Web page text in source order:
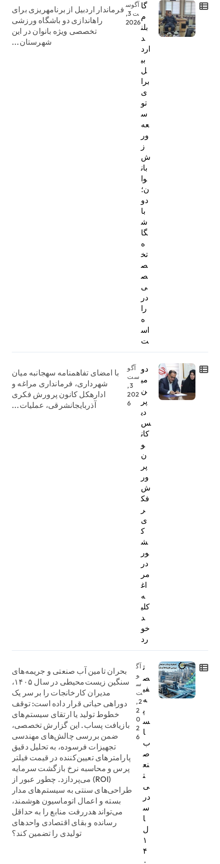
گا
م
بلن
د
ارد
بی
ل
برا
ی
تو
س
عه
ور
ز
ش
بان
وا
ن؛
دو
با
ش
گا
ه
تخ
ص
ص
ی
در
را
ه
اس
ت
آگوس
ت 3,
2026
فرماندار اردبیل از برنامهریزی برای
راهاندازی دو باشگاه ورزشی
تخصصی ویژه بانوان در این
شهرستان...
دو
می
ن
پر
دی
س
کان
و
ن
پر
ور
ش
فک
ر
ی
ک
ش
ور
در
مر
اغ
ه
کلی
د
خو
رد
آگو
ست
3,
202
6
با امضای تفاهمنامه سهجانبه میان
شهرداری، فرمانداری مراغه و
ادارهکل کانون پرورش فکری
آذربایجانشرقی، عملیات...
ت
ص
فی
ه
پ
س
ا
ب
ص
نع
ت
ی
در
س
ا
ل
۱
۴
۰
آگ
و
س
ت
2,
2
0
2
6
بحران تامین آب صنعتی و جریمه‌های
سنگین زیست‌محیطی در سال ۱۴۰۵،
مدیران کارخانجات را بر سر یک
دوراهی حیاتی قرار داده است: توقف
خطوط تولید یا ارتقای سیستم‌های
بازیافت پساب. این گزارش تخصصی،
ضمن بررسی چالش‌های مهندسی
تجهیزات فرسوده، به تحلیل دقیق
پارامترهای تعیین‌کننده در قیمت فیلتر
پرس و محاسبه نرخ بازگشت سرمایه
(ROI) می‌پردازد. چطور عبور از
طراحی‌های سنتی به سیستم‌های مدار
بسته و اعمال اتوماسیون هوشمند،
می‌تواند هدررفت منابع را به حداقل
رسانده و بقای اقتصادی واحدهای
تولیدی را تضمین کند؟